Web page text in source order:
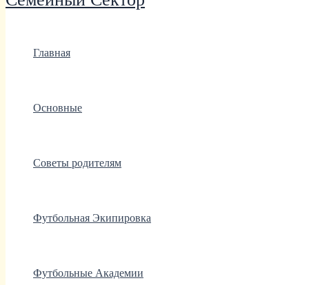
Главная
Основные
Советы родителям
Футбольная Экипировка
Футбольные Академии